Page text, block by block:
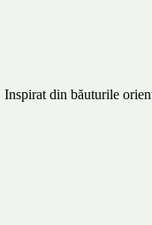
din băuturile